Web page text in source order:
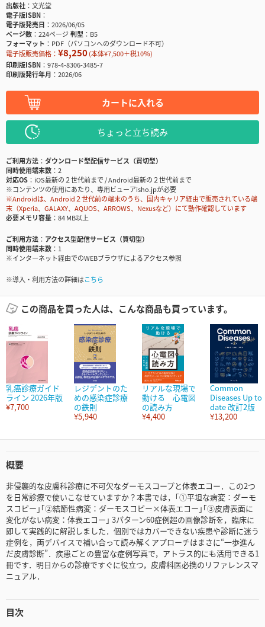
出版社
文光堂
電子版ISBN
電子版発売日
2026/06/05
ページ数
224ページ判型
B5
フォーマット
PDF（パソコンへのダウンロード不可）
電子版販売価格： ¥8,250(本体¥7,500＋税10％)
印刷版ISBN
978-4-8306-3485-7
印刷版発行年月
2026/06
カートに入れる
ちょっと立ち読み
ご利用方法
ダウンロード型配信サービス（買切型）
同時使用端末数
2
対応OS
iOS最新の２世代前まで / Android最新の２世代前まで
※コンテンツの使用にあたり、専用ビューアisho.jpが必要
※Androidは、Android２世代前の端末のうち、国内キャリア経由で販売されている端
末（Xperia、GALAXY、AQUOS、ARROWS、Nexusなど）にて動作確認しています
必要メモリ容量
84 MB以上
ご利用方法
アクセス型配信サービス（買切型）
同時使用端末数
1
※インターネット経由でのWEBブラウザによるアクセス参照
※導入・利用方法の詳細はこちら
この商品を買った人は、こんな商品も買っています。
乳癌診療ガイド
ライン 2026年版
¥7,700
レジデントのた
めの感染症診療
の鉄則
¥5,940
リアルな現場で
動ける 心電図
の読み方
¥4,400
Common
Diseases Up to
date 改訂2版
¥13,200
概要
非侵襲的な皮膚科診療に不可欠なダーモスコープと体表エコー．この2つ
を日常診療で使いこなせていますか？本書では，｢①平坦な病変：ダーモ
スコピー｣｢②結節性病変：ダーモスコピー×体表エコー｣｢③皮膚表面に
変化がない病変：体表エコー｣ 3パターン60症例超の画像診断を，臨床に
即して実践的に解説しました．個別ではカバーできない疾患や診断に迷う
症例を，両デバイスで補い合って読み解くアプローチはまさに“一歩進ん
だ皮膚診断”．疾患ごとの豊富な症例写真で，アトラス的にも活用できる1
冊です．明日からの診療ですぐに役立つ，皮膚科医必携のリファレンスマ
ニュアル．
目次